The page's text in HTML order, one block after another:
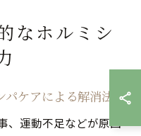
なホルミシ
ケアによる解消法
、運動不足などが原因